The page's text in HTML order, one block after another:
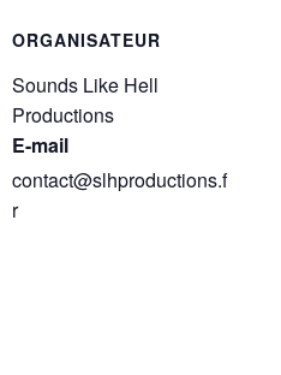
ORGANISATEUR
Sounds Like Hell
Productions
E-mail
contact@slhproductions.f
r